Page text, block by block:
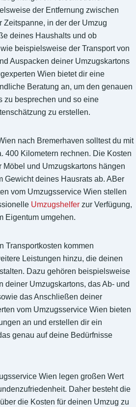
der Entfernung zwischen
Zeitspanne, in der der Umzug
deines Haushalts und ob
beispielsweise der Transport von
Auspacken deiner Umzugskartons
Wien bietet dir eine
Beratung an, um den genauen
zu besprechen und so eine
zu erstellen.
nach Bremerhaven solltest du mit
400 Kilometern rechnen. Die Kosten
Möbel und Umzugskartons hängen
Gewicht deines Hausrats ab. ABer
vom Umzugsservice Wien stellen
Umzugshelfer zur Verfügung,
Eigentum umgehen.
Transportkosten kommen
Leistungen hinzu, die deinen
Dazu gehören beispielsweise
deiner Umzugskartons, das Ab- und
das Anschließen deiner
vom Umzugsservice Wien bieten
an und erstellen dir ein
genau auf deine Bedürfnisse
Wien legen großen Wert
Daher besteht die
die Kosten für deinen Umzug zu